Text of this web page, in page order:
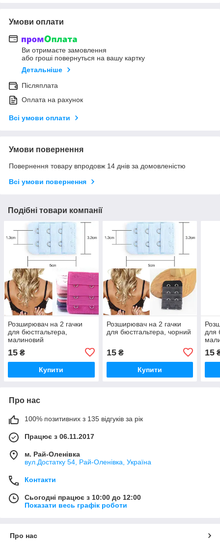
Умови оплати
Ви отримаєте замовлення
або гроші повернуться на вашу картку
Детальніше
Післяплата
Оплата на рахунок
Всі умови оплати
Умови повернення
Повернення товару впродовж 14 днів за домовленістю
Всі умови повернення
Подібні товари компанії
Розширювач на 2 гачки
для бюстгальтера,
малиновий
15 ₴
Купити
Розширювач на 2 гачки
для бюстгальтера, чорний
15₴
Купити
для
15
Про нас
100% позитивних з 135 відгуків за рік
Працює з 06.11.2017
м. Рай-Оленівка
вул.Достатку 54, Рай-Оленівка, Україна
Контакти
Сьогодні працює з 10:00 до 12:00
Показати весь графік роботи
Про нас